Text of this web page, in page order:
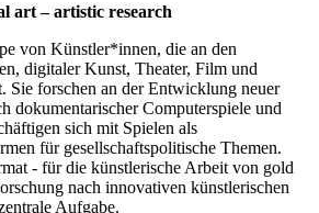
art – artistic research
von Künstler*innen, die an den
digitaler Kunst, Theater, Film und
Sie forschen an der Entwicklung neuer
dokumentarischer Computerspiele und
sich mit Spielen als
für gesellschaftspolitische Themen.
- für die künstlerische Arbeit von gold
nach innovativen künstlerischen
Aufgabe.